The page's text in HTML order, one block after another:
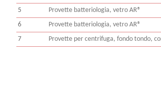
5
Provette batteriologia, vetro AR®
6
Provette batteriologia, vetro AR®
7
Provette per centrifuga, fondo tondo,